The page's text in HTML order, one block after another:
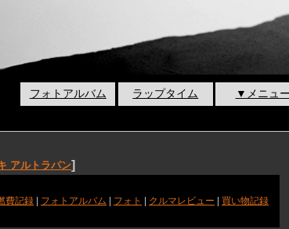
フォトアルバム ラップタイム ▼メニュー
アルトラパン]
費記録 フォトアルバム フォト クルマレビュー
買い物記録